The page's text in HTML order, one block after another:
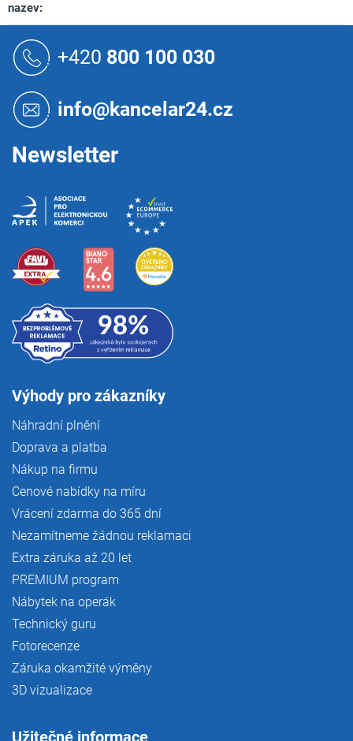
nazev:
+420 800 100 030
info@kancelar24.cz
Newsletter
Výhody pro zákazníky
Náhradní plnění
Doprava a platba
Nákup na firmu
Cenové nabídky na míru
Vrácení zdarma do 365 dní
Nezamítneme žádnou reklamaci
Extra záruka až 20 let
PREMIUM program
Nábytek na operák
Technický guru
Fotorecenze
Záruka okamžité výměny
3D vizualizace
Užitečné informace